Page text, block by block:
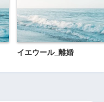
イエウール_離婚